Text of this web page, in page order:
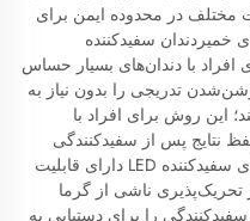
در محدوده ایمن برای
سفیدکننده
افراد با دندان‌های بسیار حساس
تدریجی را بدون نیاز به
این روش برای افراد با
نتایج پس از سفیدکنندگی
حرفه‌ای هستند، ایده‌آل است. سیستم‌های سفیدکننده LED دارای قابلیت
تحریک‌پذیری ناشی از گرما
را برای دستیابی به